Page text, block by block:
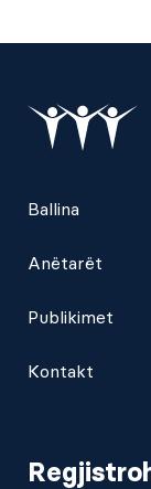
Ballina
Anëtarët
Publikimet
Kontakt